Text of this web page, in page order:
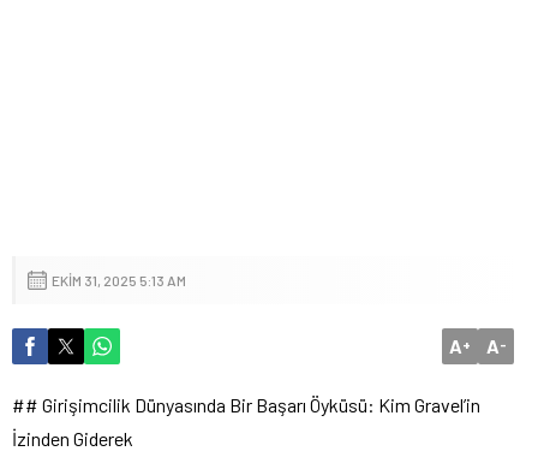
EKIM 31, 2025 5:13 AM
A+ A-
## Girişimcilik Dünyasında Bir Başarı Öyküsü: Kim Gravel’in
İzinden Giderek